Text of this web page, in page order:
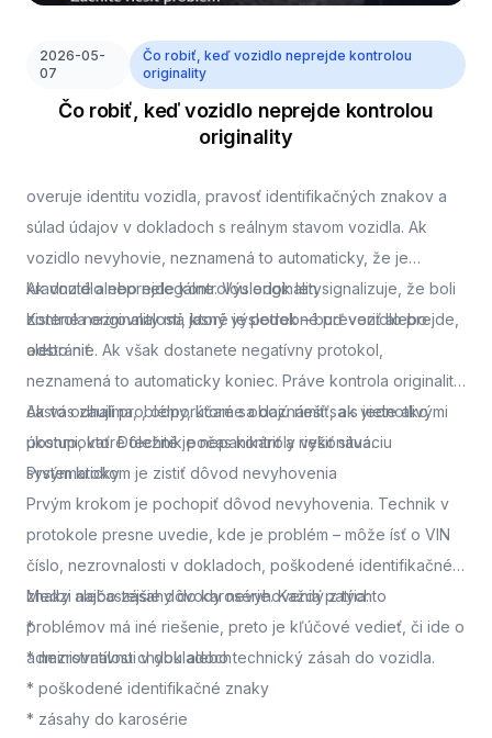
2026-05-
07
Čo robiť, keď vozidlo neprejde kontrolou
originality
Čo robiť, keď vozidlo neprejde kontrolou
originality
overuje identitu vozidla, pravosť identifikačných znakov a
súlad údajov v dokladoch s reálnym stavom vozidla. Ak
vozidlo nevyhovie, neznamená to automaticky, že je
kradnuté alebo nelegálne. Výsledok len signalizuje, že boli
zistené nezrovnalosti, ktoré je potrebné preveriť alebo
odstrániť.
Ak vozidlo neprejde kontrolou originality
Kontrola originality má jasný výsledok – buď vozidlo prejde,
alebo nie. Ak však dostanete negatívny protokol,
neznamená to automaticky koniec. Práve kontrola originality
často odhalí problémy, ktoré sa dajú riešiť, ak viete ako
postupovať. Dôležité je nepanikáriť a riešiť situáciu
systematicky.
Ak vás zaujíma,, odporúčame oboznámiť sa s jednotlivými
úkonmi, ktoré technik počas kontroly vykonáva.
Prvým krokom je zistiť dôvod nevyhovenia
Prvým krokom je pochopiť dôvod nevyhovenia. Technik v
protokole presne uvedie, kde je problém – môže ísť o VIN
číslo, nezrovnalosti v dokladoch, poškodené identifikačné
znaky alebo zásahy do karosérie. Každý z týchto
problémov má iné riešenie, preto je kľúčové vedieť, či ide o
administratívnu chybu alebo technický zásah do vozidla.
Medzi najčastejšie dôvody nevyhovenia patria:
*
* nezrovnalosti v dokladoch
* poškodené identifikačné znaky
* zásahy do karosérie